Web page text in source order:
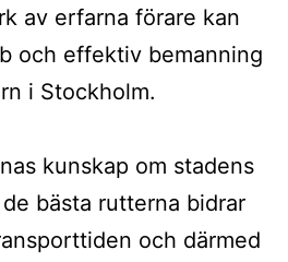
av erfarna förare kan
och effektiv bemanning
i Stockholm.
kunskap om stadens
bästa rutterna bidrar
och därmed